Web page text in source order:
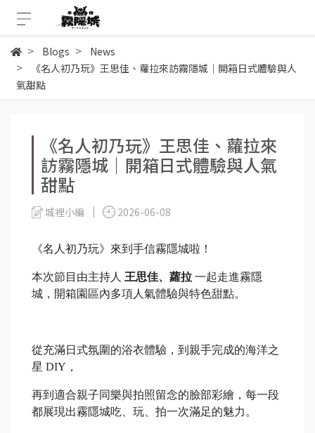
Blogs
News
《名人初乃玩》王思佳、蘿拉來訪霧隱城｜開箱日式體驗與人
氣甜點
《名人初乃玩》王思佳、蘿拉來
訪霧隱城｜開箱日式體驗與人氣
甜點
城裡小編 2026-06-08
《名人初乃玩》來到手信霧隱城啦！
本次節目由主持人 王思佳、蘿拉 一起走進霧隱
城，開箱園區內多項人氣體驗與特色甜點。
從充滿日式氛圍的浴衣體驗，到親手完成的海洋之
星 DIY，
再到適合親子同樂與拍照留念的臉部彩繪，每一段
都展現出霧隱城吃、玩、拍一次滿足的魅力。